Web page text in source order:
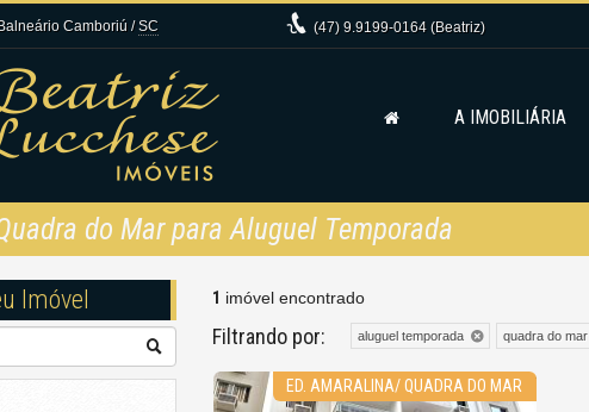
Camboriú /SC (47) 9.9199-0164 (Beatriz)
A IMOBILIÁRIA
do Mar para Aluguel Temporada
Imóvel 1 imóvel encontrado
Filtrando por: aluguel temporada quadra do mar
ED. AMARALINA/ QUADRA DO MAR